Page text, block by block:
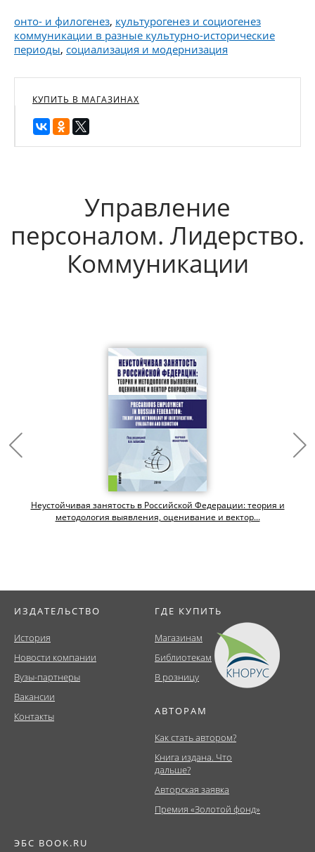
онто- и филогенез, культурогенез и социогенез
коммуникации в разные культурно-исторические
периоды, социализация и модернизация
КУПИТЬ В МАГАЗИНАХ
Управление
персоналом. Лидерство.
Коммуникации
Неустойчивая занятость в Российской Федерации: теория и
методология выявления, оценивание и вектор...
ИЗДАТЕЛЬСТВО
История
Новости компании
Вузы-партнеры
Вакансии
Контакты
ГДЕ КУПИТЬ
Магазинам
Библиотекам
В розницу
АВТОРАМ
Как стать автором?
Книга издана. Что
дальше?
Авторская заявка
Премия «Золотой фонд»
ЭБС BOOK.RU